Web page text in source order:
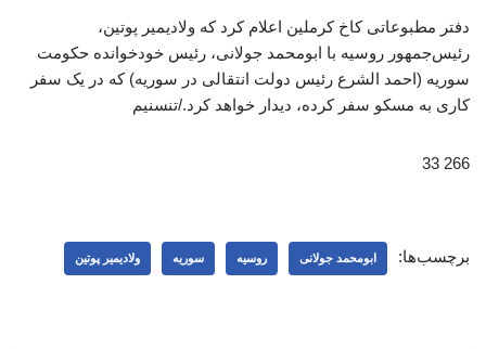
دفتر مطبوعاتی کاخ کرملین اعلام کرد که ولادیمیر پوتین،
رئیس‌جمهور روسیه با ابومحمد جولانی، رئیس خودخوانده حکومت
سوریه (احمد الشرع رئیس‌ دولت انتقالی در سوریه) که در یک سفر
کاری به مسکو سفر کرده، دیدار خواهد کرد./تنسنیم
266 33
برچسب‌ها: ابومحمد جولانی روسیه سوریه ولادیمیر پوتین